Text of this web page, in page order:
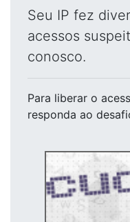
Seu IP fez
acessos
conosco.
Para liberar o
responda ao